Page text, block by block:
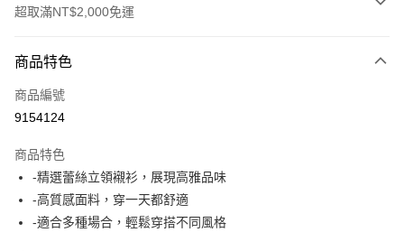
超取滿NT$2,000免運
信用卡一次付款
超商取貨付款
Apple Pay
悠遊付
商品特色
商品編號
9154124
商品特色
-精選蕾絲立領襯衫，展現高雅品味
-高質感面料，穿一天都舒適
-適合多種場合，輕鬆穿搭不同風格